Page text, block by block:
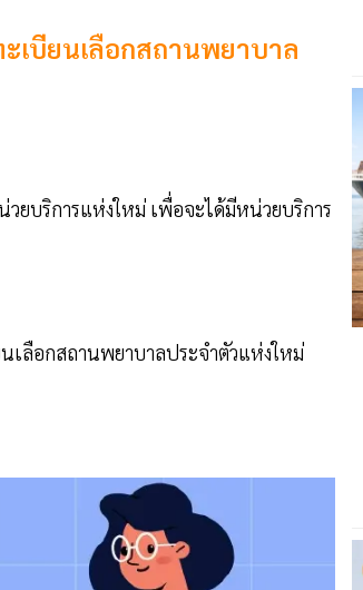
เบียนเลือกสถานพยาบาล
ยบริการแห่งใหม่ เพื่อจะได้มีหน่วยบริการ
เลือกสถานพยาบาลประจำตัวแห่งใหม่